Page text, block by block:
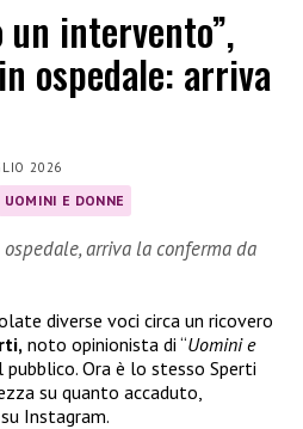
intervento”,
ospedale: arriva
2026
UOMINI E DONNE
arriva la conferma da
diverse voci circa un ricovero
noto opinionista di “Uomini e
Ora è lo stesso Sperti
su quanto accaduto,
Instagram.